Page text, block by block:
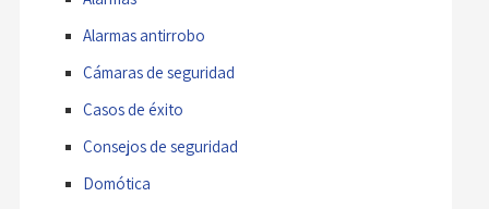
Alarmas antirrobo
Cámaras de seguridad
Casos de éxito
Consejos de seguridad
Domótica